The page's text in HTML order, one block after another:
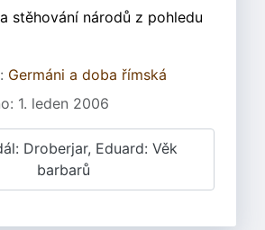
stěhování národů z pohledu
Germáni a doba římská
1. leden 2006
Droberjar, Eduard: Věk
barbarů